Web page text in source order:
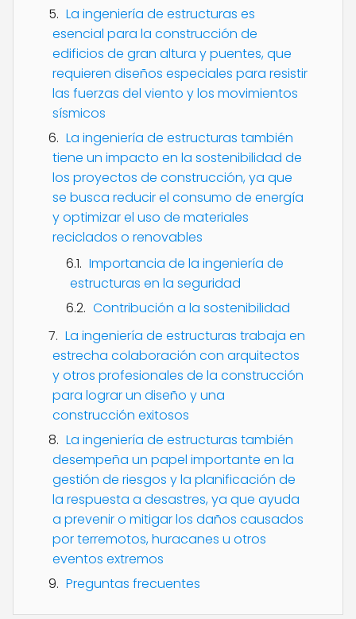
La ingeniería de estructuras es
esencial para la construcción de
edificios de gran altura y puentes, que
requieren diseños especiales para resistir
las fuerzas del viento y los movimientos
sísmicos
La ingeniería de estructuras también
tiene un impacto en la sostenibilidad de
los proyectos de construcción, ya que
se busca reducir el consumo de energía
y optimizar el uso de materiales
reciclados o renovables
Importancia de la ingeniería de
estructuras en la seguridad
Contribución a la sostenibilidad
La ingeniería de estructuras trabaja en
estrecha colaboración con arquitectos
y otros profesionales de la construcción
para lograr un diseño y una
construcción exitosos
La ingeniería de estructuras también
desempeña un papel importante en la
gestión de riesgos y la planificación de
la respuesta a desastres, ya que ayuda
a prevenir o mitigar los daños causados
por terremotos, huracanes u otros
eventos extremos
Preguntas frecuentes